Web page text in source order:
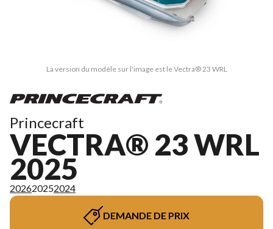
La version du modèle sur l'image est le Vectra® 23 WRL
Princecraft
VECTRA® 23 WRL
2025
202620252024
DEMANDE DE PRIX